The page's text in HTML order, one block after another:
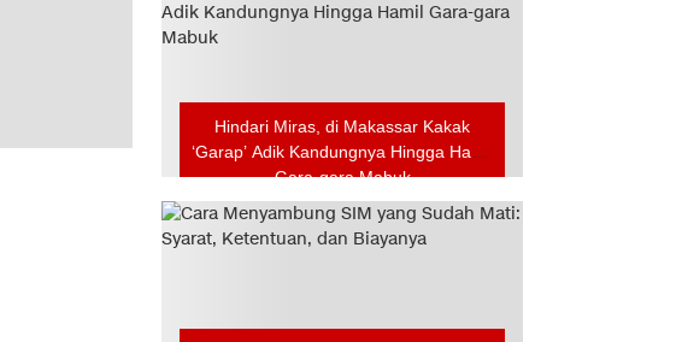
Hindari Miras, di Makassar Kakak
‘Garap’ Adik Kandungnya Hingga Hamil
Gara-gara Mabuk